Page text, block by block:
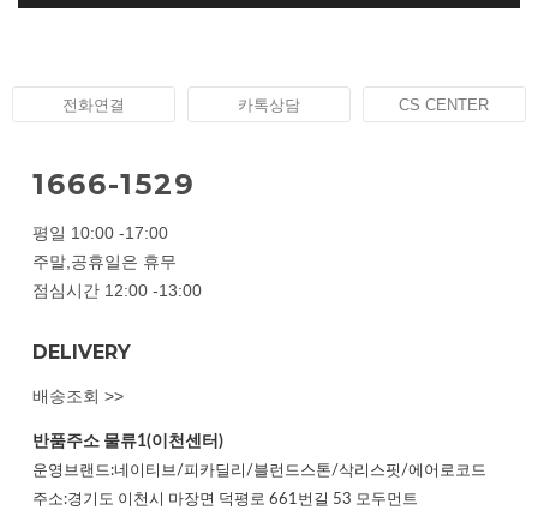
전화연결 카톡상담 CS CENTER
1666-1529
평일 10:00 -17:00
주말,공휴일은 휴무
점심시간 12:00 -13:00
DELIVERY
배송조회 >>
반품주소 물류1(이천센터)
운영브랜드:네이티브/피카딜리/블런드스톤/삭리스핏/에어로코드
주소:경기도 이천시 마장면 덕평로 661번길 53 모두먼트